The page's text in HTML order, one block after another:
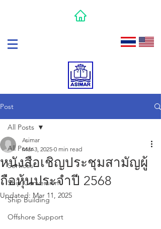
Post
All Posts
Services
Ship Conversion
Ship Building
Offshore Support
All Posts
หนังสือเชิญประชุมสามัญผู้
ถือหุ้นประจำปี 2568
Asimar
Mar 3, 2025 0 min read
Updated: Mar 11, 2025